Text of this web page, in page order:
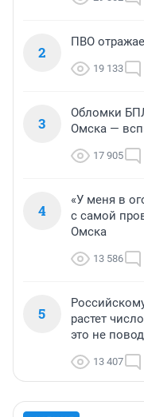
2
ПВО
19 133
3
Обломки
Омска —
17 905
4
«У меня в
с самой
Омска
13 586
5
растет
это не
13 407